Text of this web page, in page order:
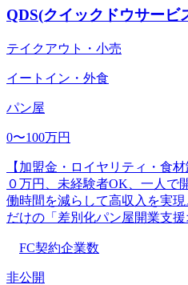
QDS(クイックドウサービ
テイクアウト・小売
イートイン・外食
パン屋
0〜100万円
【加盟金・ロイヤリティ・食
０万円、未経験者OK、一人で
働時間を減らして高収入を実
だけの「差別化パン屋開業支援
FC契約企業数
非公開